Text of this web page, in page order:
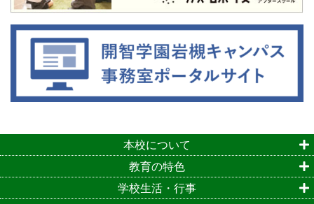
本校について
教育の特色
学校生活・行事